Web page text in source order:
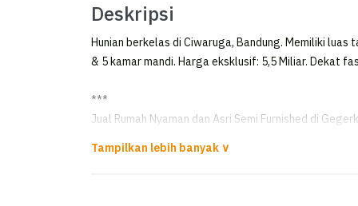
Deskripsi
Hunian berkelas di Ciwaruga, Bandung. Memiliki luas
& 5 kamar mandi. Harga eksklusif: 5,5 Miliar. Dekat
***
Jual Rumah Nyaman dan Asri Semi Furnished di
*FOR SALE*